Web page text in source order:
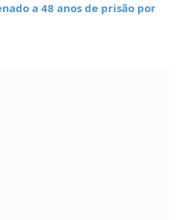
a 48 anos de prisão por